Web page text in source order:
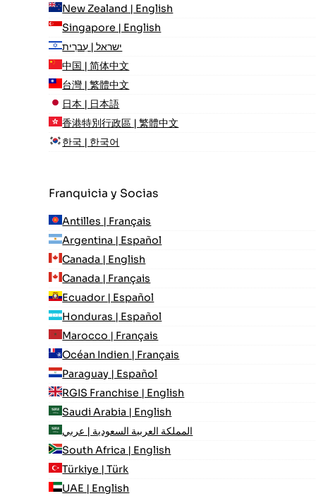
New Zealand | English
Singapore | English
ישראל | עִברִית
中国 | 简体中文
台灣 | 繁體中文
日本 | 日本語
香港特別行政區 | 繁體中文
한국 | 한국어
Franquicia y Socias
Antilles | Français
Argentina | Español
Canada | English
Canada | Français
Ecuador | Español
Honduras | Español
Marocco | Français
Océan Indien | Français
Paraguay | Español
RGIS Franchise | English
Saudi Arabia | English
المملكة العربية السعودية | عربي
South Africa | English
Türkiye | Türk
UAE | English